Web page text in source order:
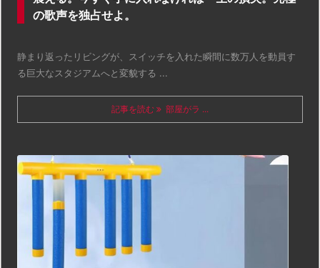
の歌声を独占せよ。
静まり返ったリビングが、スイッチを入れた瞬間に数万人を動員す
る巨大なスタジアムへと変貌する ...
記事を読む 部屋がラ ...